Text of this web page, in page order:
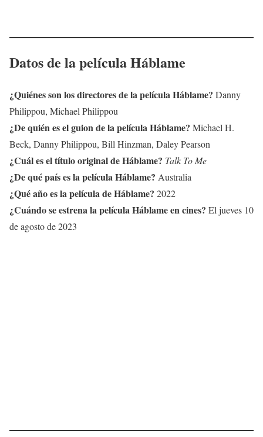
Datos de la película Háblame
¿Quiénes son los directores de la película Háblame? Danny
Philippou, Michael Philippou
¿De quién es el guion de la película Háblame? Michael H.
Beck, Danny Philippou, Bill Hinzman, Daley Pearson
¿Cuál es el título original de Háblame? Talk To Me
¿De qué país es la película Háblame? Australia
¿Qué año es la película de Háblame? 2022
¿Cuándo se estrena la película Háblame en cines? El jueves 10
de agosto de 2023